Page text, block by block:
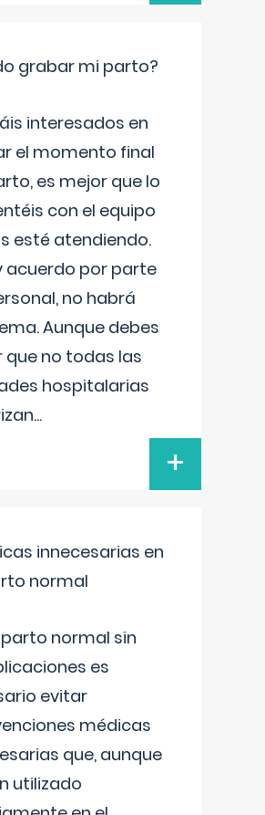
grabar mi parto?
interesados en
el momento final
es mejor que lo
con el equipo
esté atendiendo.
acuerdo por parte
no habrá
Aunque debes
que no todas las
hospitalarias
...
+
innecesarias en
normal
parto normal sin
es
evitar
médicas
que, aunque
utilizado